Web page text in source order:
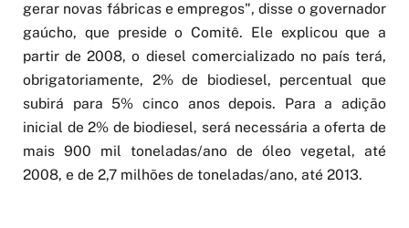
gerar novas fábricas e empregos", disse o governador
gaúcho, que preside o Comitê. Ele explicou que a
partir de 2008, o diesel comercializado no país terá,
obrigatoriamente, 2% de biodiesel, percentual que
subirá para 5% cinco anos depois. Para a adição
inicial de 2% de biodiesel, será necessária a oferta de
mais 900 mil toneladas/ano de óleo vegetal, até
2008, e de 2,7 milhões de toneladas/ano, até 2013.